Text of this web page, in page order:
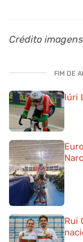
Crédito
FIM DE
Iúri
Rui